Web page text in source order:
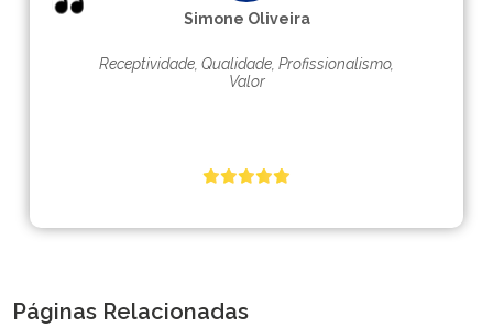
Simone Oliveira
Receptividade, Qualidade, Profissionalismo,
Valor
Páginas Relacionadas